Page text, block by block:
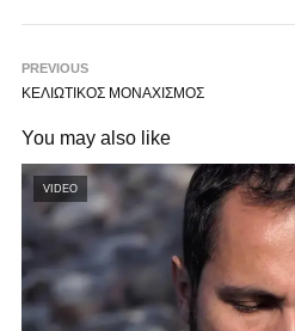
PREVIOUS
ΚΕΛΙΩΤΙΚΟΣ ΜΟΝΑΧΙΣΜΟΣ
You may also like
VIDEO